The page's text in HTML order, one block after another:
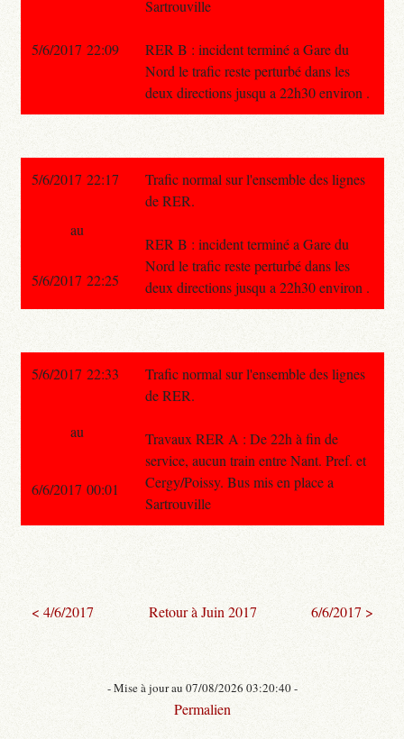
Sartrouville
RER B : incident terminé a Gare du
Nord le trafic reste perturbé dans les
deux directions jusqu a 22h30 environ .
5/6/2017 22:09
5/6/2017 22:17
Trafic normal sur l'ensemble des lignes
de RER.
RER B : incident terminé a Gare du
Nord le trafic reste perturbé dans les
deux directions jusqu a 22h30 environ .
au
5/6/2017 22:25
5/6/2017 22:33
Trafic normal sur l'ensemble des lignes
de RER.
Travaux RER A : De 22h à fin de
service, aucun train entre Nant. Pref. et
Cergy/Poissy. Bus mis en place a
Sartrouville
au
6/6/2017 00:01
< 4/6/2017 Retour à Juin 2017 6/6/2017 >
- Mise à jour au 07/08/2026 03:20:40 -
Permalien